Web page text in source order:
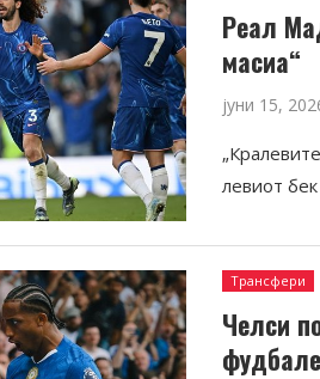
Реал
масиа“
јуни 15,
левиот
Трансфери
Челси